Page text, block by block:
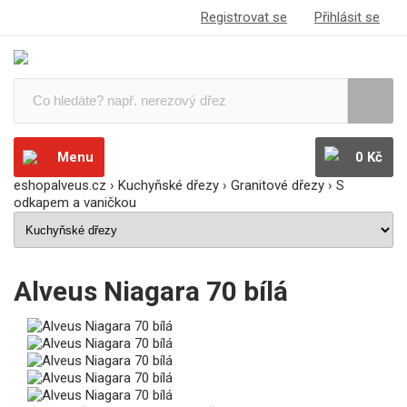
Registrovat se Přihlásit se
Menu
0 Kč
eshopalveus.cz › Kuchyňské dřezy › Granitové dřezy › S
odkapem a vaničkou
Alveus Niagara 70 bílá